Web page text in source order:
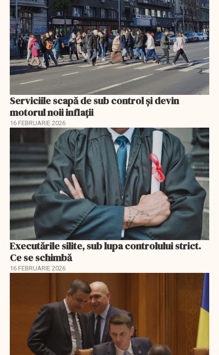
Serviciile scapă de sub control și devin
motorul noii inflații
16 FEBRUARIE 2026
Executările silite, sub lupa controlului strict.
Ce se schimbă
16 FEBRUARIE 2026